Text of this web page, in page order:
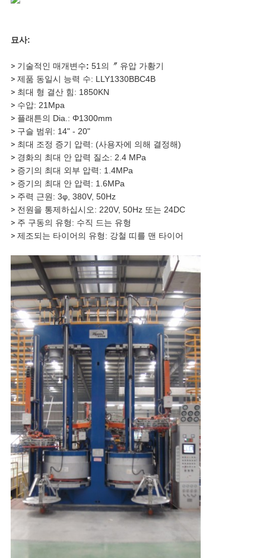
요
이
트
맵
개
인
정
보
보
호
정
책
묘사:
> 기술적인 매개변수: 51의〞 유압 가황기
> 제품 동일시 능력 수: LLY1330BBC4B
> 최대 형 결산 힘: 1850KN
> 수압: 21Mpa
> 플래튼의 Dia.: Φ1300mm
> 구슬 범위: 14" - 20"
> 최대 조정 증기 압력: (사용자에 의해 결정해)
> 경화의 최대 안 압력 질소: 2.4 MPa
> 증기의 최대 외부 압력: 1.4MPa
> 증기의 최대 안 압력: 1.6MPa
> 주력 근원: 3φ, 380V, 50Hz
> 전원을 통제하십시오: 220V, 50Hz 또는 24DC
> 주 구동의 유형: 수직 드는 유형
> 제조되는 타이어의 유형: 강철 띠를 맨 타이어